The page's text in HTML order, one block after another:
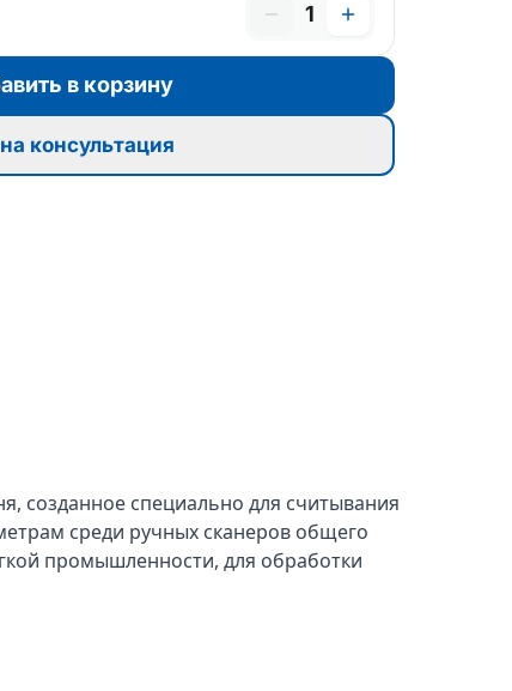
1
в корзину
консультация
созданное специально для считывания
среди ручных сканеров общего
промышленности, для обработки